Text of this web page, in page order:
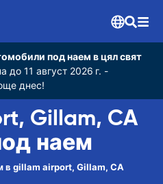
под наем в цял свят
до 11 август 2026 г. -
днес!
Gillam, CA
наем
в gillam airport, Gillam, CA